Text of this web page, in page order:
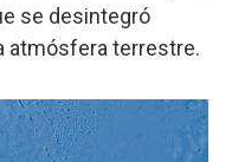
se desintegró
atmósfera terrestre.